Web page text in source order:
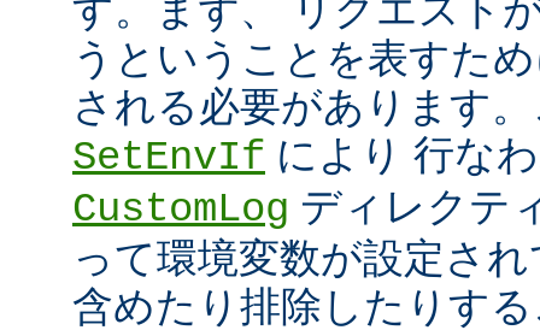
す。まず、 リクエスト
うということを表すた
される必要があります
SetEnvIf により 行な
CustomLog ディレクテ
って環境変数が設定さ
含めたり排除したりす